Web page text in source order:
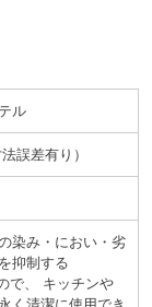
ル
誤差有り
染み におい
劣
抑制する
で、 キッチンや